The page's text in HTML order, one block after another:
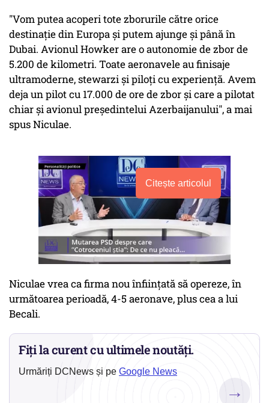
"Vom putea acoperi tote zborurile către orice
destinaţie din Europa şi putem ajunge şi până în
Dubai. Avionul Howker are o autonomie de zbor de
5.200 de kilometri. Toate aeronavele au finisaje
ultramoderne, stewarzi şi piloţi cu experienţă. Avem
deja un pilot cu 17.000 de ore de zbor şi care a pilotat
chiar şi avionul preşedintelui Azerbaijanului", a mai
spus Niculae.
Citește articolul
Niculae vrea ca firma nou înfiinţată să opereze, în
următoarea perioadă, 4-5 aeronave, plus cea a lui
Becali.
Fiți la curent cu ultimele noutăți.
Urmăriți DCNews și pe Google News
→